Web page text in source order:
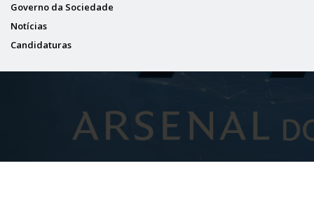
Governo da Sociedade
Notícias
Candidaturas